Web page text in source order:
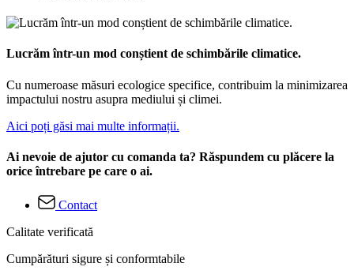
Lucrăm într-un mod conștient de schimbările climatice.
Cu numeroase măsuri ecologice specifice, contribuim la minimizarea
impactului nostru asupra mediului și climei.
Aici poți găsi mai multe informații.
Ai nevoie de ajutor cu comanda ta? Răspundem cu plăcere la
orice întrebare pe care o ai.
Contact
Calitate verificată
Cumpărături sigure și conformtabile